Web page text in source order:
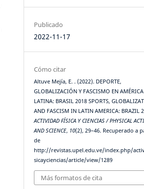
Publicado
2022-11-17
Cómo citar
Altuve Mejía, E. . (2022). DEPORTE,
GLOBALIZACIÓN Y FASCISMO EN AMÉRICA
LATINA: BRASIL 2018 SPORTS,
AND FASCISM IN LATIN AMERICA: BRAZIL
ACTIVIDAD FÍSICA Y CIENCIAS / PHYSICAL
AND SCIENCE, 10(2), 29–46. Recuperado a
de
http://revistas.upel.edu.ve/index.php/
sicayciencias/article/view/1289
Más formatos de cita